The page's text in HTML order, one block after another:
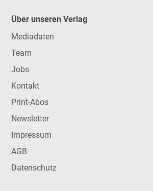
Über unseren Verlag
Mediadaten
Team
Jobs
Kontakt
Print-Abos
Newsletter
Impressum
AGB
Datenschutz